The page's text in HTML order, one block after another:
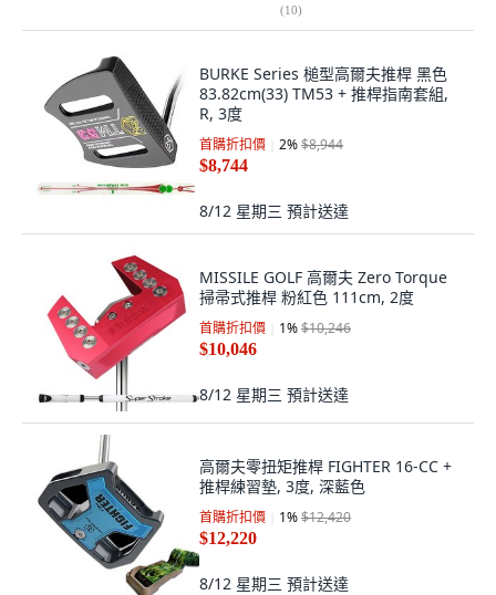
(10)
BURKE Series 槌型高爾夫推桿 黑色
83.82cm(33) TM53 + 推桿指南套組,
R, 3度
首購折扣價 2%$8,944
$8,744
8/12 星期三 預計送達
MISSILE GOLF 高爾夫 Zero Torque
掃帚式推桿 粉紅色 111cm, 2度
首購折扣價 1%$10,246
$10,046
8/12 星期三 預計送達
高爾夫零扭矩推桿 FIGHTER 16-CC +
推桿練習墊, 3度, 深藍色
首購折扣價 1%$12,420
$12,220
8/12 星期三 預計送達